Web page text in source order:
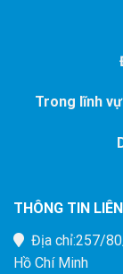
Trong lĩnh
THÔNG TIN
Địa chỉ:257/
Hồ Chí Minh